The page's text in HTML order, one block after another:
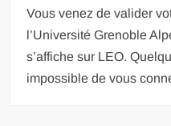
Vous venez de valider
l’Université Grenoble
s’affiche sur LEO.
impossible de vous